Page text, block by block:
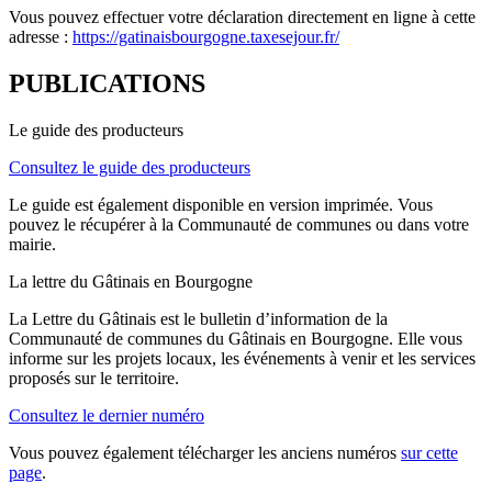
Vous pouvez effectuer votre déclaration directement en ligne à cette
adresse : https://gatinaisbourgogne.taxesejour.fr/
PUBLICATIONS
Le guide des producteurs
Consultez le guide des producteurs
Le guide est également disponible en version imprimée. Vous
pouvez le récupérer à la Communauté de communes ou dans votre
mairie.
La lettre du Gâtinais en Bourgogne
La Lettre du Gâtinais est le bulletin d’information de la
Communauté de communes du Gâtinais en Bourgogne. Elle vous
informe sur les projets locaux, les événements à venir et les services
proposés sur le territoire.
Consultez le dernier numéro
Vous pouvez également télécharger les anciens numéros sur cette
page.